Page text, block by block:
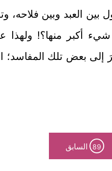
بين العبد وبين فلاحه،
أكبر منها؟!
إلى بعض تلك
89 السابق